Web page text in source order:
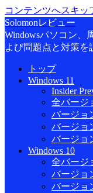
コンテンツへスキッ
Solomonレビュー
Windowsパソコン、
よび問題点と対策を
トップ
Windows 11
Insider
全バージ
バージョ
バージョ
バージョ
Windows 10
全バージ
バージョ
バージョ